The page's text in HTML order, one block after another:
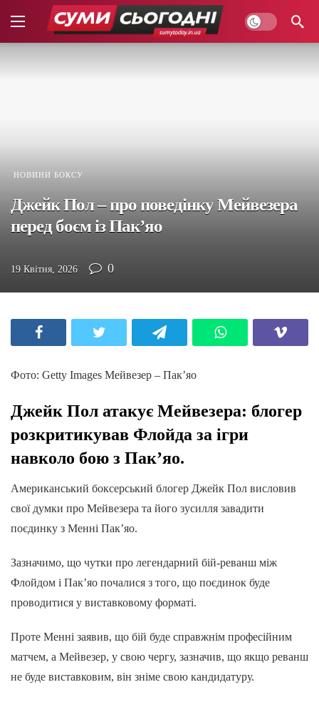
НОВИНИ БОКСУ
Джейк Пол – про поведінку Мейвезера
перед боєм із Пак’яо
19 Квітня, 2026 0
Фото: Getty Images Мейвезер – Пак’яо
Джейк Пол атакує Мейвезера: блогер
розкритикував Флойда за ігри
навколо бою з Пак’яо.
Американський боксерський блогер Джейк Пол висловив
свої думки про Мейвезера та його зусилля завадити
поєдинку з Менні Пак’яо.
Зазначимо, що чутки про легендарний бій-реванш між
Флойдом і Пак’яо почалися з того, що поєдинок буде
проводитися у виставковому форматі.
Проте Менні заявив, що бій буде справжнім професійним
матчем, а Мейвезер, у свою чергу, зазначив, що якщо реванш
не буде виставковим, він зніме свою кандидатуру.